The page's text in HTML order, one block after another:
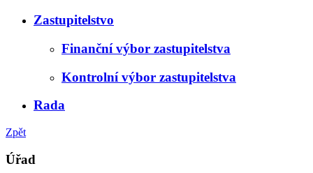
Zastupitelstvo
Finanční výbor zastupitelstva
Kontrolní výbor zastupitelstva
Rada
Zpět
Úřad